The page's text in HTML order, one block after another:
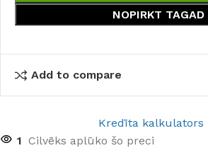
NOPIRKT TAGAD
Add to compare
Kredīta kalkulators
1 Cilvēks aplūko šo preci